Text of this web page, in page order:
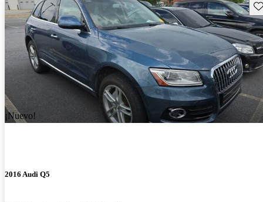
¡Nuevo!
2016 Audi Q5